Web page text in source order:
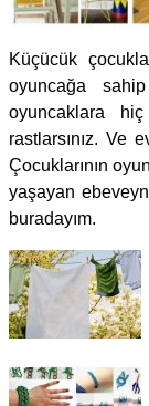
Küçücük
oyuncağa
oyuncaklara
rastlarsınız. Ve
Çocuklarının
yaşayan
buradayım.